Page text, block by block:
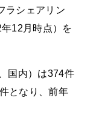
ラシェアリン
12月時点）を
国内）は374件
となり、前年